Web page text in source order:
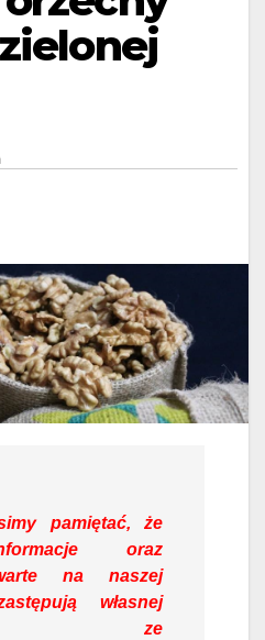
pamiętać, że
oraz
na naszej
własnej
ze